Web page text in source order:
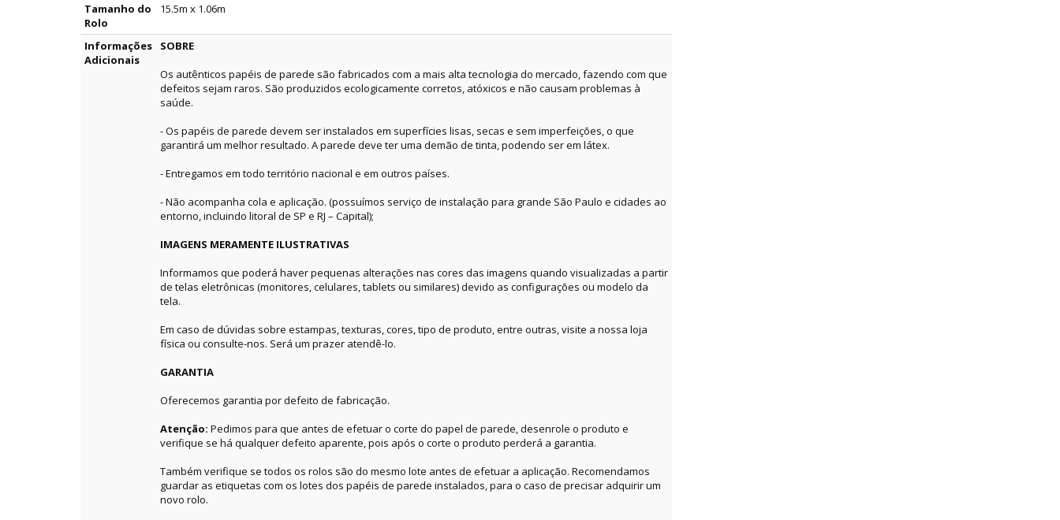
Tamanho do
Rolo
15.5m x 1.06m
Informações
Adicionais
SOBRE
Os autênticos papéis de parede são fabricados com a mais alta tecnologia do mercado, fazendo com que
defeitos sejam raros. São produzidos ecologicamente corretos, atóxicos e não causam problemas à
saúde.
- Os papéis de parede devem ser instalados em superfícies lisas, secas e sem imperfeições, o que
garantirá um melhor resultado. A parede deve ter uma demão de tinta, podendo ser em látex.
- Entregamos em todo território nacional e em outros países.
- Não acompanha cola e aplicação. (possuímos serviço de instalação para grande São Paulo e cidades ao
entorno, incluindo litoral de SP e RJ – Capital);
IMAGENS MERAMENTE ILUSTRATIVAS
Informamos que poderá haver pequenas alterações nas cores das imagens quando visualizadas a partir
de telas eletrônicas (monitores, celulares, tablets ou similares) devido as configurações ou modelo da
tela.
Em caso de dúvidas sobre estampas, texturas, cores, tipo de produto, entre outras, visite a nossa loja
física ou consulte-nos. Será um prazer atendê-lo.
GARANTIA
Oferecemos garantia por defeito de fabricação.
Atenção: Pedimos para que antes de efetuar o corte do papel de parede, desenrole o produto e
verifique se há qualquer defeito aparente, pois após o corte o produto perderá a garantia.
Também verifique se todos os rolos são do mesmo lote antes de efetuar a aplicação. Recomendamos
guardar as etiquetas com os lotes dos papéis de parede instalados, para o caso de precisar adquirir um
novo rolo.